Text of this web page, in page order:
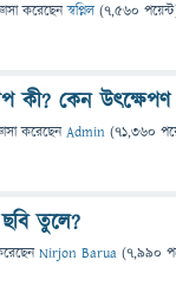
করেছেনস্বপ্নিল (7,560
কী? কেন
করেছেনAdmin (71,360
তুলে?
Nirjon Barua (7,990